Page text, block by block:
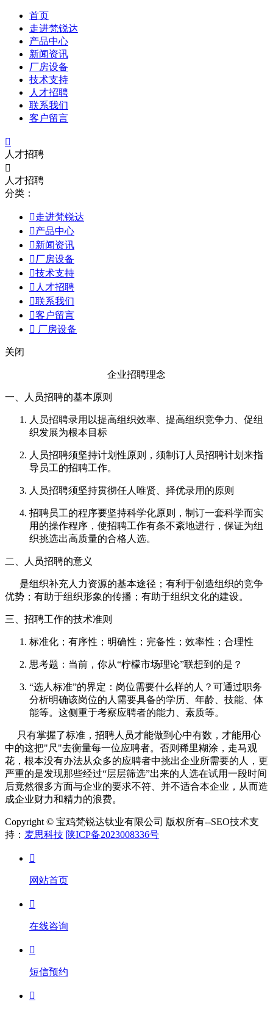
首页
走进梵锐达
产品中心
新闻资讯
厂房设备
技术支持
人才招聘
联系我们
客户留言

人才招聘

人才招聘
分类：
走进梵锐达
产品中心
新闻资讯
厂房设备
技术支持
 人才招聘
联系我们
客户留言
 厂房设备
关闭
企业招聘理念
一、人员招聘的基本原则
人员招聘录用以提高组织效率、提高组织竞争力、促组
织发展为根本目标
人员招聘须坚持计划性原则，须制订人员招聘计划来指
导员工的招聘工作。
人员招聘须坚持贯彻任人唯贤、择优录用的原则
招聘员工的程序要坚持科学化原则，制订一套科学而实
用的操作程序，使招聘工作有条不紊地进行，保证为组
织挑选出高质量的合格人选。
二、人员招聘的意义
是组织补充人力资源的基本途径；有利于创造组织的竞争
优势；有助于组织形象的传播；有助于组织文化的建设。
三、招聘工作的技术准则
标准化；有序性；明确性；完备性；效率性；合理性
思考题：当前，你从“柠檬市场理论”联想到的是？
“选人标准”的界定：岗位需要什么样的人？可通过职务
分析明确该岗位的人需要具备的学历、年龄、技能、体
能等。这侧重于考察应聘者的能力、素质等。
只有掌握了标准，招聘人员才能做到心中有数，才能用心
中的这把"尺"去衡量每一位应聘者。否则稀里糊涂，走马观
花，根本没有办法从众多的应聘者中挑出企业所需要的人，更
严重的是发现那些经过“层层筛选”出来的人选在试用一段时间
后竟然很多方面与企业的要求不符、并不适合本企业，从而造
成企业财力和精力的浪费。
Copyright © 宝鸡梵锐达钛业有限公司 版权所有--SEO技术支
持： 麦思科技 陕ICP备2023008336号

网站首页

在线咨询

短信预约
